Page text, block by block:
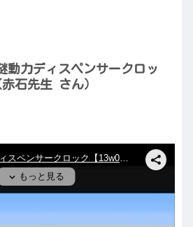
動力ディスペンサークロッ
赤石先生 さん）